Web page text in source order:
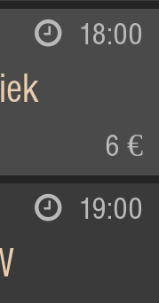
18:00
6 €
19:00